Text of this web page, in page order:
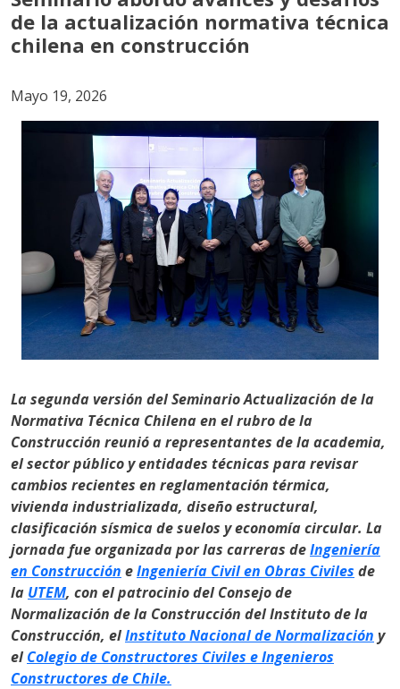
de la actualización normativa técnica
chilena en construcción
Mayo 19, 2026
La segunda versión del Seminario Actualización de la
Normativa Técnica Chilena en el rubro de la
Construcción reunió a representantes de la academia,
el sector público y entidades técnicas para revisar
cambios recientes en reglamentación térmica,
vivienda industrializada, diseño estructural,
clasificación sísmica de suelos y economía circular. La
jornada fue organizada por las carreras deIngeniería
en Construcción eIngeniería Civil en Obras Civiles de
la UTEM, con el patrocinio del Consejo de
Normalización de la Construcción del Instituto de la
Construcción, elInstituto Nacional de Normalización y
el Colegio de Constructores Civiles e Ingenieros
Constructores de Chile.